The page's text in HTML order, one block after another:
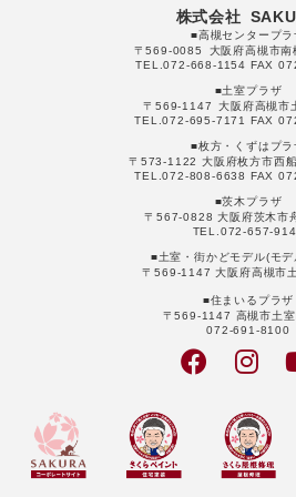
株式会社
■高槻センタープラ
〒569-0085 大阪府高槻市南
TEL.072-668-1154 FAX
■土室プラザ
〒569-1147 大阪府高槻市
TEL.072-695-7171 FAX
■枚方・くずはプラ
〒573-1122 大阪府枚方市西
TEL.072-808-6638 FAX
■茨木プラザ
〒567-0828 大阪府茨木市
TEL.072-657-
■土室・街かどモデル(モデ
〒569-1147 大阪府高槻市
■住まいるプラザ
〒569-1147 高槻市土
072-691-8100